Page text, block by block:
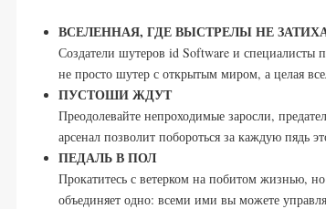
ВСЕЛЕННАЯ, ГДЕ ВЫСТРЕЛЫ НЕ
Создатели шутеров id Software и специалисты
не просто шутер с открытым миром, а целая
ПУСТОШИ ЖДУТ
Преодолевайте непроходимые заросли,
арсенал позволит побороться за каждую пядь
ПЕДАЛЬ В ПОЛ
Прокатитесь с ветерком на побитом жизнью,
объединяет одно: всеми ими вы можете